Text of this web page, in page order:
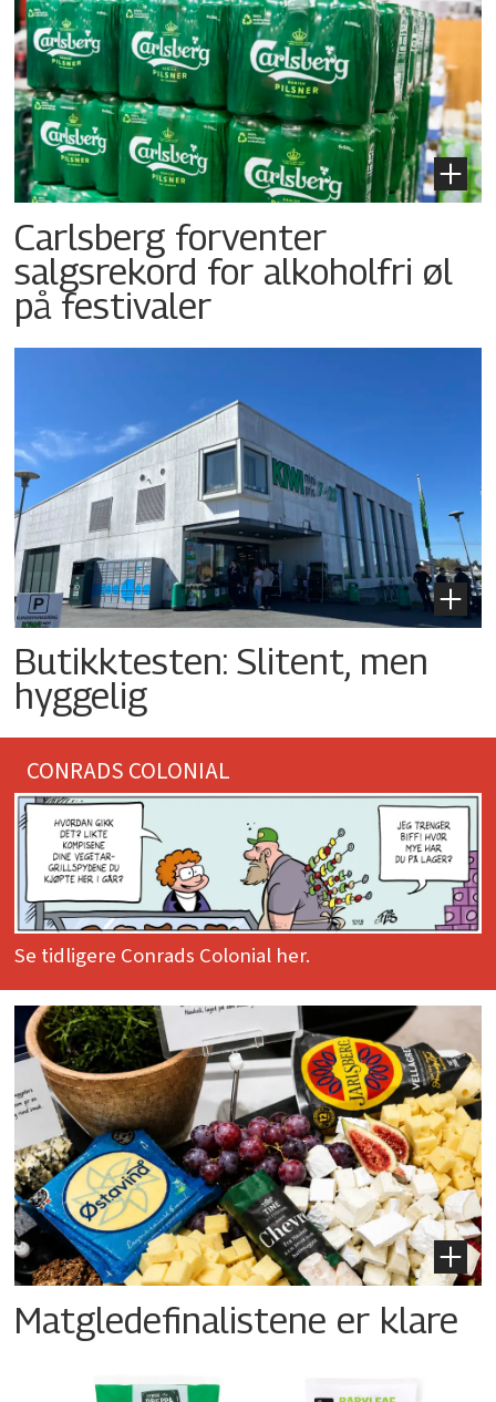
Carlsberg forventer
salgsrekord for alkoholfri øl
på festivaler
Butikktesten: Slitent, men
hyggelig
CONRADS COLONIAL
Se tidligere Conrads Colonial her.
Matgledefinalistene er klare